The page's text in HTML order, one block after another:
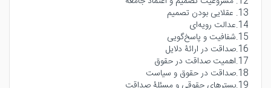
13. عقلایی بودن تصمیم
14.عدالت رویه‌ای
15.شفافیت و پاسخ‌گویی
16.صداقت در ارائۀ دلایل
17.اهمیت صداقت در حقوق
18.صداقت در حقوق و سیاست